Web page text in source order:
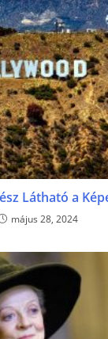
Látható a
május 28, 2024